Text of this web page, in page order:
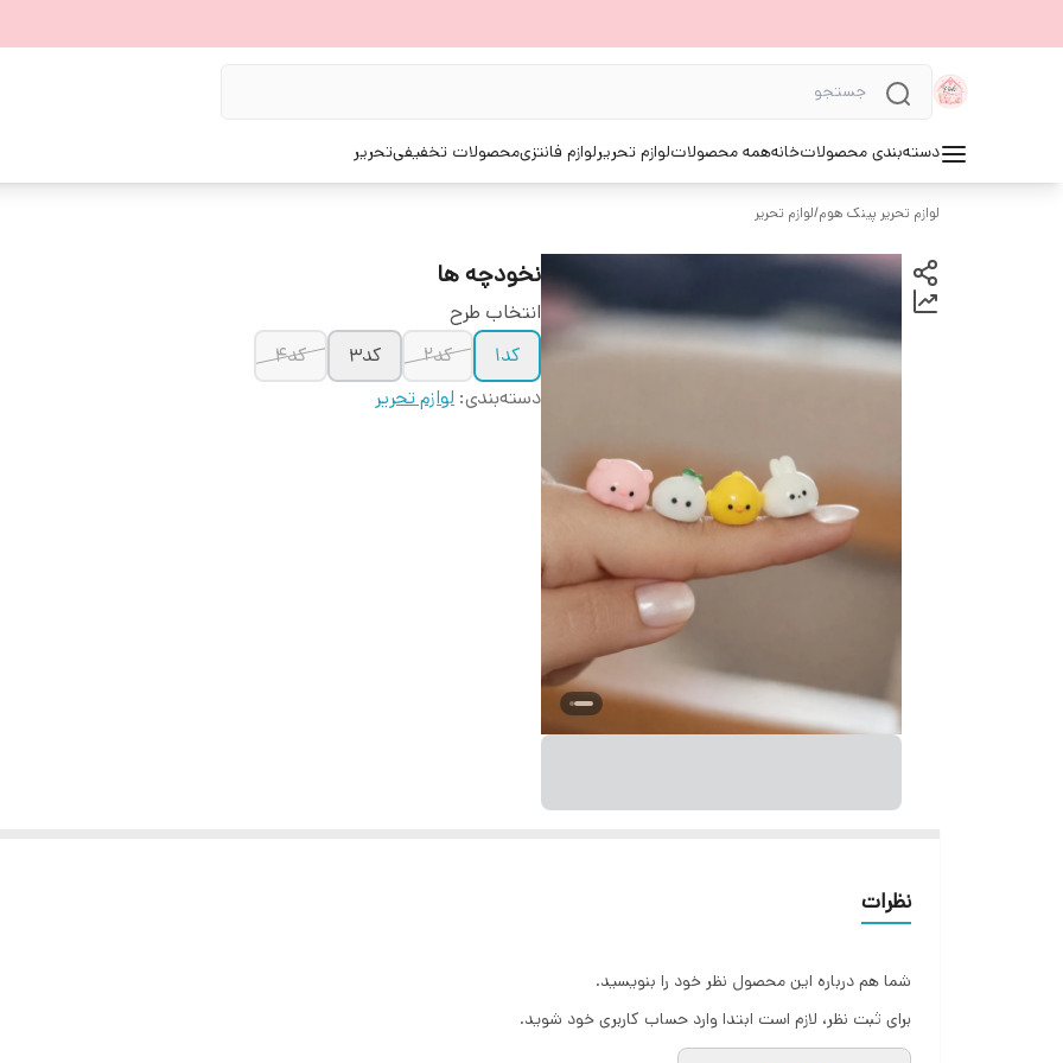
دسته‌بندی محصولاتخانههمه محصولاتلوازم تحریرلوازم فانتزیمحصولات تخفیفیتحریر
لوازم تحریر پینک هوم/لوازم تحریر
نخودچه ها
انتخاب طرح
کد۱
کد۲ کد۳
کد۴
دسته‌بندی: لوازم تحریر
نظرات
شما هم درباره این محصول نظر خود را بنویسید.
برای ثبت نظر، لازم است ابتدا وارد حساب کاربری خود شوید.